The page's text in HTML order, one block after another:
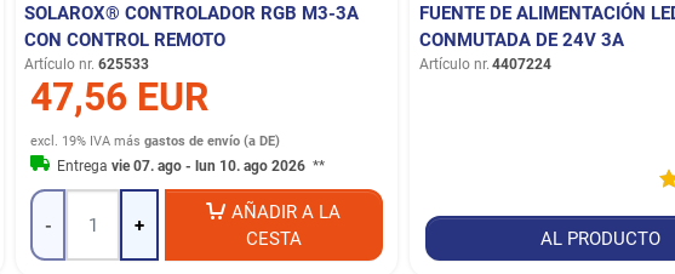
SOLAROX® CONTROLADOR RGB M3-3A
CON CONTROL REMOTO
Artículo nr. 625533
47,56 EUR
excl. 19% IVA másgastos de envío (a DE)
Entregavie 07. ago - lun 10. ago 2026 **
- +
AÑADIR A LA
CESTA
FUENTE DE ALIMENTACIÓN
CONMUTADA DE 24V 3A
Artículo nr. 4407224
AL PRODUCTO